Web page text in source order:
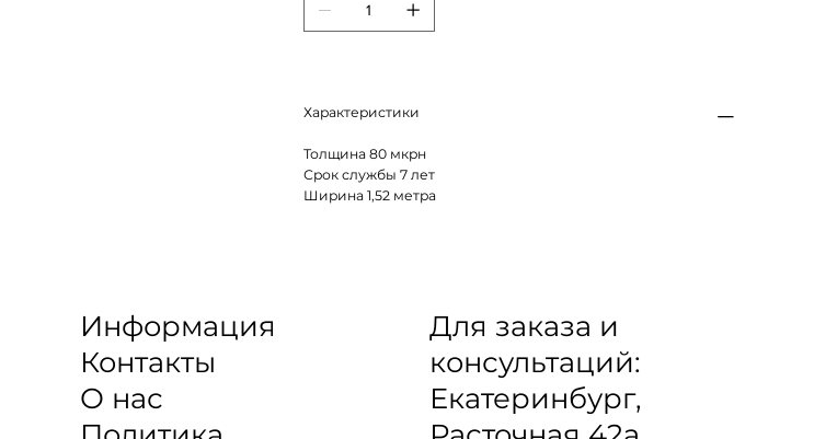
Характеристики
Толщина 80 мкрн
Срок службы 7 лет
Ширина 1,52 метра
Информация
Контакты
О нас
Для заказа и
консультаций:
Екатеринбург,